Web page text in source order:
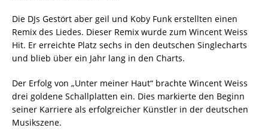
Die DJs Gestört aber geil und Koby Funk erstellten einen
Remix des Liedes. Dieser Remix wurde zum Wincent Weiss
Hit. Er erreichte Platz sechs in den deutschen Singlecharts
und blieb über ein Jahr lang in den Charts.
Der Erfolg von „Unter meiner Haut“ brachte Wincent Weiss
drei goldene Schallplatten ein. Dies markierte den Beginn
seiner Karriere als erfolgreicher Künstler in der deutschen
Musikszene.